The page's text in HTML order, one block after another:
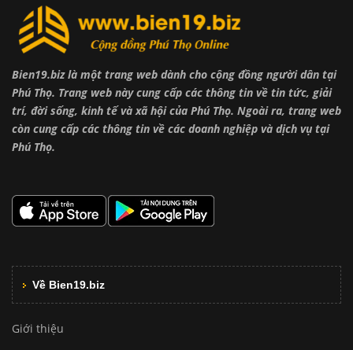
Bien19.biz là một trang web dành cho cộng đồng người dân tại
Phú Thọ. Trang web này cung cấp các thông tin về tin tức, giải
trí, đời sống, kinh tế và xã hội của Phú Thọ. Ngoài ra, trang web
còn cung cấp các thông tin về các doanh nghiệp và dịch vụ tại
Phú Thọ.
Về Bien19.biz
Giới thiệu